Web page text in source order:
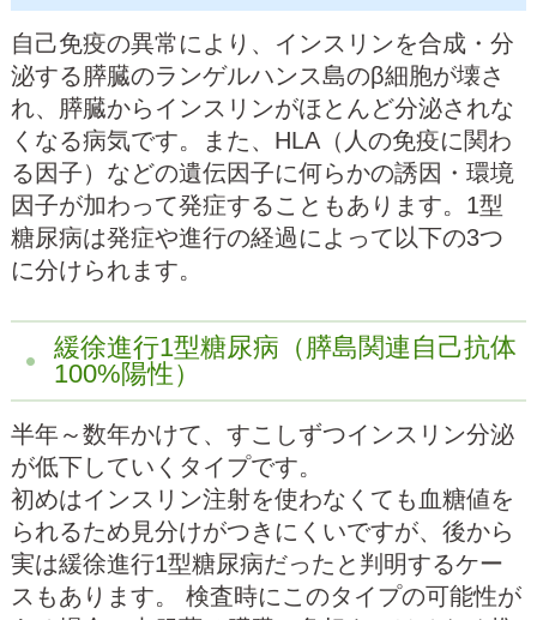
自己免疫の異常により、インスリンを合成・分
泌する膵臓のランゲルハンス島のβ細胞が壊さ
れ、膵臓からインスリンがほとんど分泌されな
くなる病気です。また、HLA（人の免疫に関わ
る因子）などの遺伝因子に何らかの誘因・環境
因子が加わって発症することもあります。1型
糖尿病は発症や進行の経過によって以下の3つ
に分けられます。
緩徐進行1型糖尿病（膵島関連自己抗体
100%陽性）
半年～数年かけて、すこしずつインスリン分泌
が低下していくタイプです。
初めはインスリン注射を使わなくても血糖値を
られるため見分けがつきにくいですが、後から
実は緩徐進行1型糖尿病だったと判明するケー
スもあります。 検査時にこのタイプの可能性が